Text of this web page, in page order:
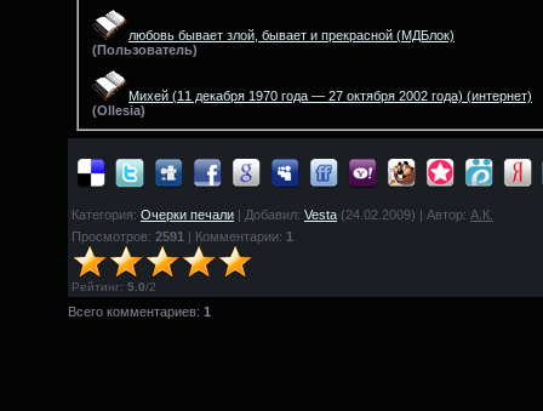
любовь бывает злой, бывает и прекрасной (МДБлок)
(Пользователь)
Михей (11 декабря 1970 года — 27 октября 2002 года) (интернет)
(Ollesia)
Категория: Очерки печали | Добавил: Vesta (24.02.2009) | Автор: А.К.
Просмотров: 2591 | Комментарии: 1
Рейтинг: 5.0/2
Всего комментариев: 1